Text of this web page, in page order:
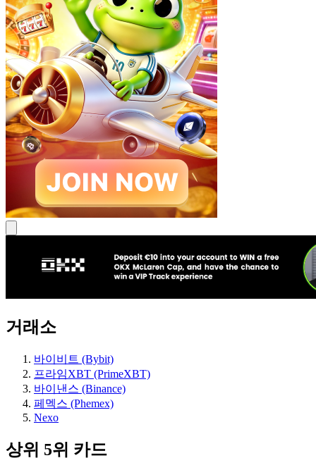
거래소
바이비트 (Bybit)
프라임XBT (PrimeXBT)
바이낸스 (Binance)
페멕스 (Phemex)
Nexo
상위 5위 카드